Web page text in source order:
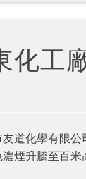
化工
道化學有限
煙升騰至百米